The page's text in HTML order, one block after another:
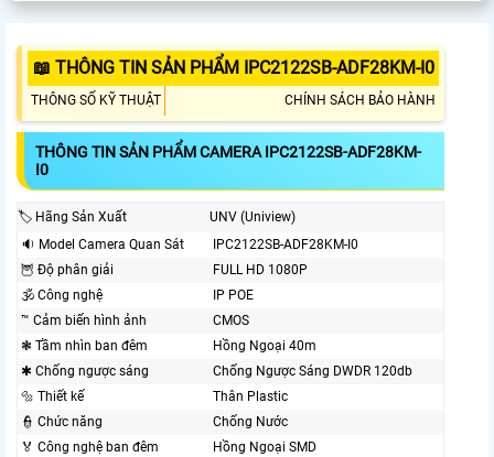
📖 THÔNG TIN SẢN PHẨM IPC2122SB-ADF28KM-I0
THÔNG SỐ KỸ THUẬT CHÍNH SÁCH BẢO HÀNH
THÔNG TIN SẢN PHẨM CAMERA IPC2122SB-ADF28KM-
I0
🏷 Hãng Sản Xuất
UNV (Uniview)
🔉 Model Camera Quan Sát
IPC2122SB-ADF28KM-I0
🦉 Độ phân giải
FULL HD 1080P
🕉️ Công nghệ
IP POE
™️ Cảm biến hình ảnh
CMOS
❃ Tầm nhìn ban đêm
Hồng Ngoại 40m
✱ Chống ngược sáng
Chống Ngược Sáng DWDR 120db
🔩 Thiết kế
Thân Plastic
👮 Chức năng
Chống Nước
️🏅️ Công nghệ ban đêm
Hồng Ngoại SMD